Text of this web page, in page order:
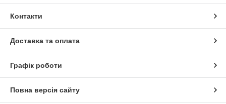
Контакти
Доставка та оплата
Графік роботи
Повна версія сайту